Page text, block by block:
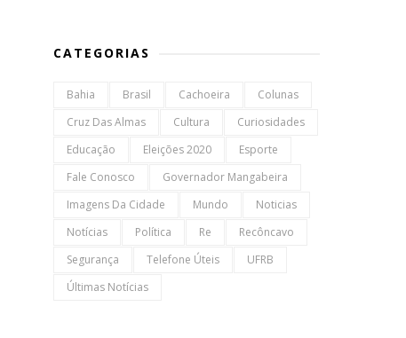
CATEGORIAS
Bahia Brasil Cachoeira
Colunas
Cruz Das Almas
Cultura
Curiosidades
Educação
Eleições 2020
Esporte
Fale Conosco
Governador Mangabeira
Imagens Da Cidade
Mundo
Noticias
Notícias
Política Re
Recôncavo
Segurança
Telefone Úteis
UFRB
Últimas Notícias